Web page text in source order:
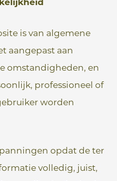
is van algemene
aangepast aan
omstandigheden, en
professioneel of
worden
opdat de ter
volledig, juist,